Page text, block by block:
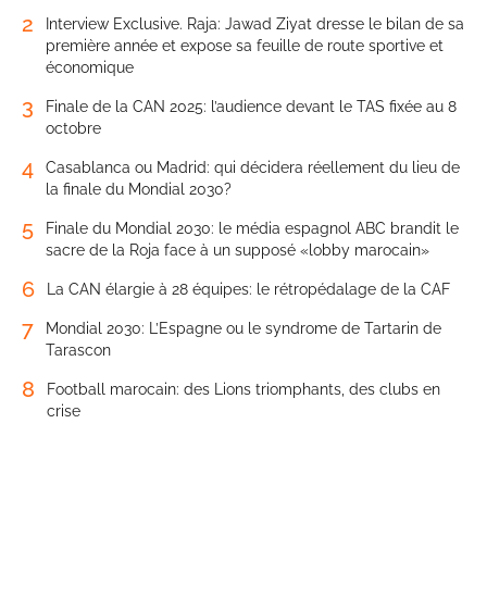
2
Interview Exclusive. Raja: Jawad Ziyat dresse le bilan de sa
première année et expose sa feuille de route sportive et
économique
3
Finale de la CAN 2025: l’audience devant le TAS fixée au 8
octobre
4
Casablanca ou Madrid: qui décidera réellement du lieu de
la finale du Mondial 2030?
5
Finale du Mondial 2030: le média espagnol ABC brandit le
sacre de la Roja face à un supposé «lobby marocain»
6 La CAN élargie à 28 équipes: le rétropédalage de la CAF
7
Mondial 2030: L’Espagne ou le syndrome de Tartarin de
Tarascon
8
Football marocain: des Lions triomphants, des clubs en
crise